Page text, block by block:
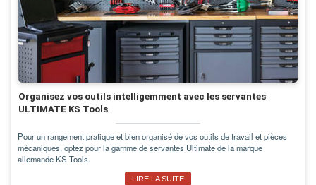
Organisez vos outils intelligemment avec les servantes
ULTIMATE KS Tools
Pour un rangement pratique et bien organisé de vos outils de travail et pièces
mécaniques, optez pour la gamme de servantes Ultimate de la marque
allemande KS Tools.
LIRE LA SUITE